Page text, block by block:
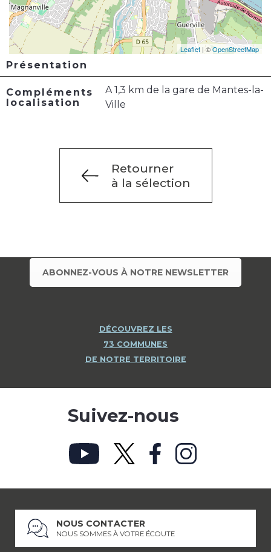
Leaflet | ©OpenStreetMap
Présentation
Compléments
localisation
A 1,3 km de la gare de Mantes-la-
Ville
Retourner
à la sélection
ABONNEZ-VOUS À NOTRE NEWSLETTER
DÉCOUVREZ LES
73 COMMUNES
DE NOTRE TERRITOIRE
Suivez-nous
NOUS CONTACTER
NOUS SOMMES À VOTRE ÉCOUTE